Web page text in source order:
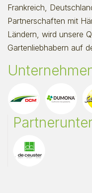
Frankreich,
Partnerschaften mit
Ländern, wird unsere
Gartenliebhabern auf